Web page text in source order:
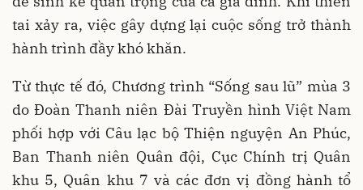
tai xảy ra, việc gây dựng lại cuộc sống trở thành
hành trình đầy khó khăn.
Từ thực tế đó, Chương trình “Sống sau lũ” mùa 3
do Đoàn Thanh niên Đài Truyền hình Việt Nam
phối hợp với Câu lạc bộ Thiện nguyện An Phúc,
Ban Thanh niên Quân đội, Cục Chính trị Quân
khu 5, Quân khu 7 và các đơn vị đồng hành tổ